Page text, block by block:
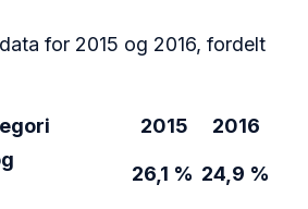
for 2015 og 2016, fordelt
2015
2016
26,1 % 24,9 %